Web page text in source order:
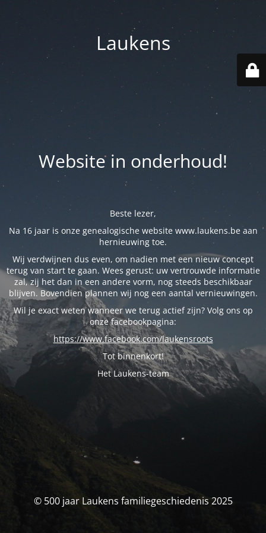
Laukens
Website in onderhoud!
Beste lezer,
Na 16 jaar is onze genealogische website www.laukens.be aan
hernieuwing toe.
Wij verdwijnen dus even, om nadien met een nieuw concept
terug van start te gaan. Wees gerust: uw vertrouwde informatie
zal, zij het dan in een andere vorm, nog steeds beschikbaar
blijven. Bovendien plannen wij nog een aantal vernieuwingen.
Wil je exact weten wanneer we terug actief zijn? Volg ons op
onze facebookpagina:
https://www.facebook.com/laukensroots
Tot binnenkort!
Het Laukens-team
© 500 jaar Laukens familiegeschiedenis 2025